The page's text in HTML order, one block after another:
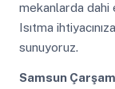
mekanlarda dahi
Isıtma
sunuyoruz.
Samsun